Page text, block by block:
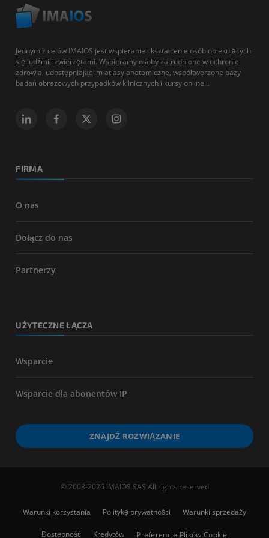
Jednym z celów IMAIOS jest wspieranie i kształcenie osób opiekujących
się ludźmi i zwierzętami. Wspieramy osoby zatrudnione w ochronie
zdrowia, udostępniając im atlasy anatomiczne, współtworzone bazy
badań obrazowych przypadków klinicznych i kursy online...
FIRMA
O nas
Dołącz do nas
Partnerzy
UŻYTECZNE ŁĄCZA
Wsparcie
Wsparcie dla abonentów IP
ZNAJDŹ ROZWIĄZANIE
© 2008-2026 IMAIOS SAS All rights reserved
Warunki korzystania Politykę prywatności Warunki sprzedaży
Dostępność Kredytów Preferencje Plików Cookie